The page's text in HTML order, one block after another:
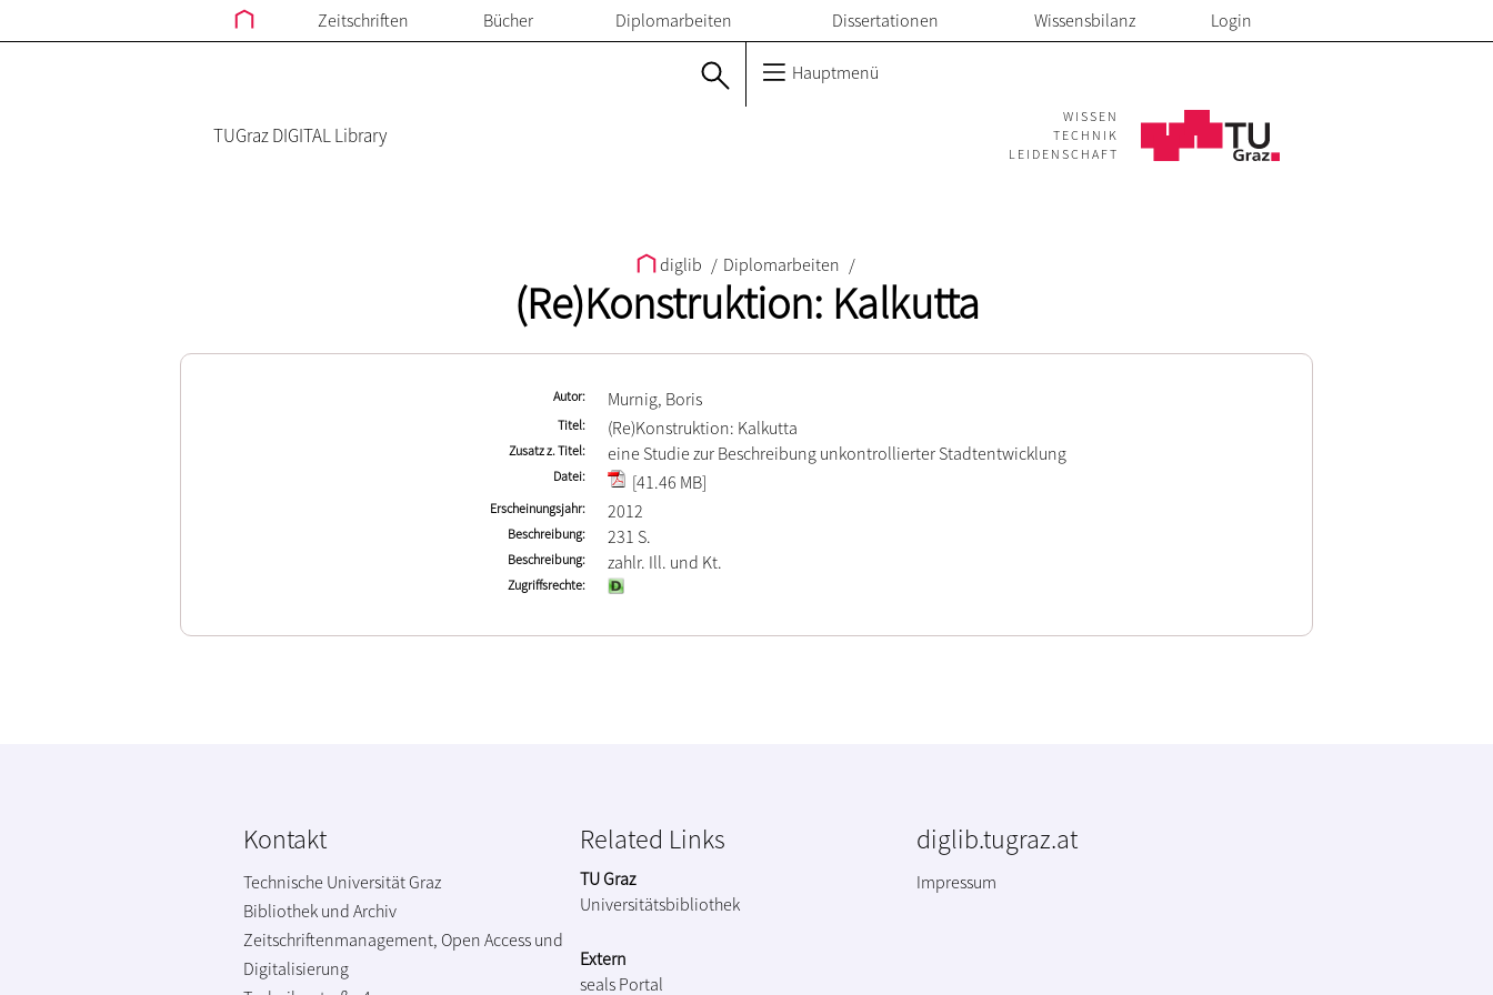
Zeitschriften Bücher Diplomarbeiten Dissertationen Wissensbilanz Login
Hauptmenü
TUGraz DIGITAL Library
WISSEN
TECHNIK
LEIDENSCHAFT
diglib / Diplomarbeiten /
(Re)Konstruktion: Kalkutta
Autor Murnig, Boris
Titel (Re)Konstruktion: Kalkutta
Zusatz z. Titel eine Studie zur Beschreibung unkontrollierter Stadtentwicklung
Datei [41.46 MB]
Erscheinungsjahr 2012
Beschreibung 231 S.
Beschreibung zahlr. Ill. und Kt.
Zugriffsrechte
Kontakt
Technische Universität Graz
Bibliothek und Archiv
Zeitschriftenmanagement, Open Access und
Digitalisierung
Related Links
TU Graz
Universitätsbibliothek
Extern
seals Portal
diglib.tugraz.at
Impressum